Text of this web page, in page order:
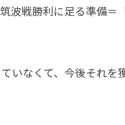
波戦勝利に足る準備
いなくて、今後それ